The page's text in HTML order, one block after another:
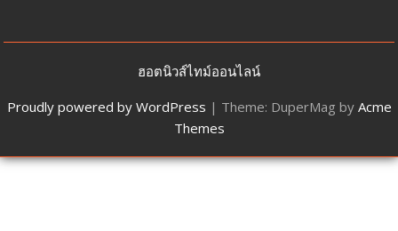
ฮอตนิวส์ไทม์ออนไลน์
Proudly powered by WordPress | Theme: DuperMag by Acme
Themes